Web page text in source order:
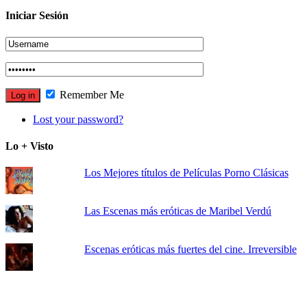
Iniciar Sesión
Remember Me
Lost your password?
Lo + Visto
Los Mejores títulos de Películas Porno Clásicas
Las Escenas más eróticas de Maribel Verdú
Escenas eróticas más fuertes del cine. Irreversible